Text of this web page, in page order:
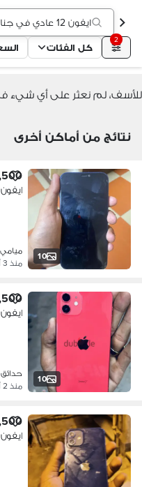
ايفون 12 عادي في جناكليس
2
كل الفئات
للأسف، لم نعثر على أي شيء
نتائج من أماكن أخرى
10
ايفون ١٢ عادي
منذ 3 أسابيع
10
ايفون 12 عادي حاله الالماظ
حدائق
منذ 2 أيام
ايفون 12 عادي بالكرتونه